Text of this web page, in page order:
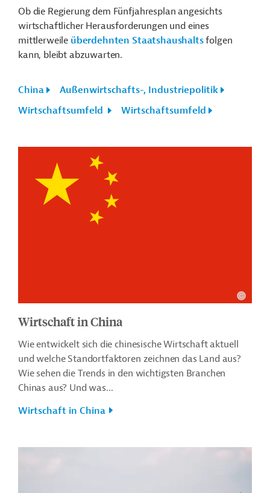
Ob die Regierung dem Fünfjahresplan angesichts
wirtschaftlicher Herausforderungen und eines
mittlerweile überdehnten Staatshaushaltsfolgen
kann, bleibt abzuwarten.
China
Außenwirtschafts-, Industriepolitik
Wirtschaftsumfeld
Wirtschaftsumfeld
Wirtschaft in China
Wie entwickelt sich die chinesische Wirtschaft aktuell
und welche Standortfaktoren zeichnen das Land aus?
Wie sehen die Trends in den wichtigsten Branchen
Chinas aus? Und was...
Wirtschaft in China